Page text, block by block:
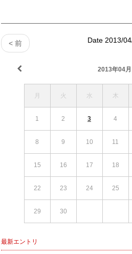
< 前 Date 2013/
2013年04月
月 火 水 木
1 2 3 4
8 9 10 11
15 16 17 18
22 23 24 25
29 30
最新エントリ